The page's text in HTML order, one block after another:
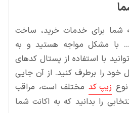
شما برای خدمات خرید، ساخت
و … با مشکل مواجه هستید و به
با استفاده از پستال کدهای
خود را برطرف کنید. از آن جایی
زیپ کد مختلف است، مراقب
را بدانید که به اکانت شما